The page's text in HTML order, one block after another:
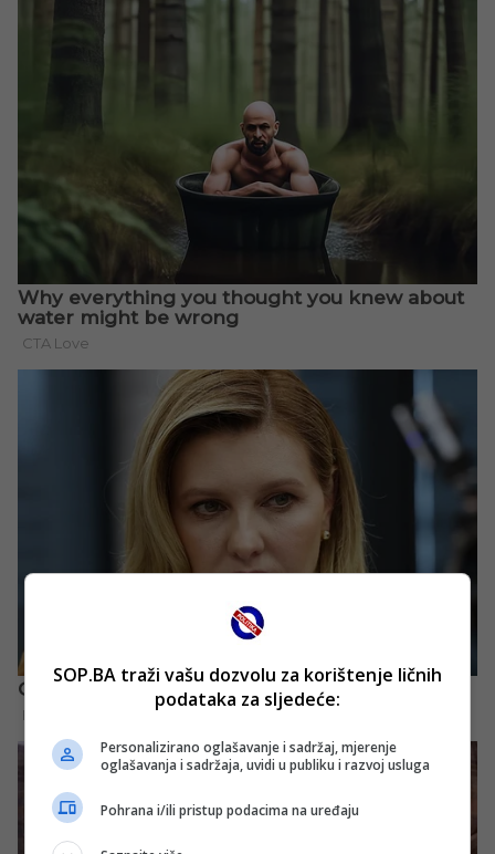
SOP.BA traži vašu dozvolu za korištenje ličnih
podataka za sljedeće:
Personalizirano oglašavanje i sadržaj, mjerenje
oglašavanja i sadržaja, uvidi u publiku i razvoj usluga
Pohrana i/ili pristup podacima na uređaju